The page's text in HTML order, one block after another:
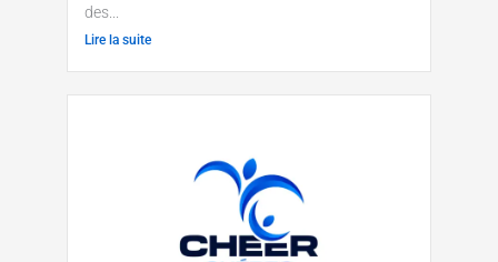
des...
Lire la suite